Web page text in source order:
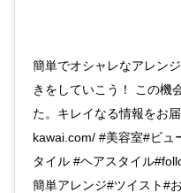
簡単でオシャレなアレン
きをしていこう！ この機
た。キレイなる情報をお
kawai.com/ #美容室#ビュ
タイル #ヘアスタイル
簡単アレンジ#ツイスト#